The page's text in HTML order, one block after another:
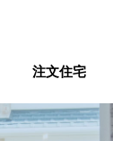
注文住宅